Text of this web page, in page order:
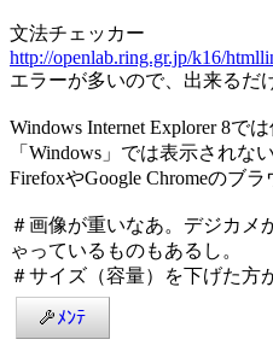
文法チェッカー
http://openlab.ring.gr.jp/k16/
エラーが多いので、出来るだ
Windows Internet Explorer 8で
「Windows」では表示されな
FirefoxやGoogle Chromeのブ
＃画像が重いなあ。デジカメ
ゃっているものもあるし。
＃サイズ（容量）を下げた方
ﾒﾝﾃ